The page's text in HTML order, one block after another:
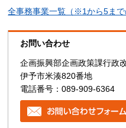
全事務事業一覧（※1から5まで
お問い合わせ
企画振興部企画政策課行政
伊予市米湊820番地
電話番号：089-909-6364